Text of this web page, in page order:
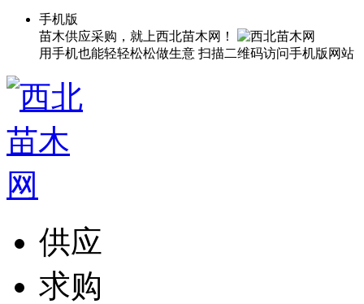
手机版
苗木供应采购，就上西北苗木网！
用手机也能轻轻松松做生意 扫描二维码访问手机版网站
供应
求购